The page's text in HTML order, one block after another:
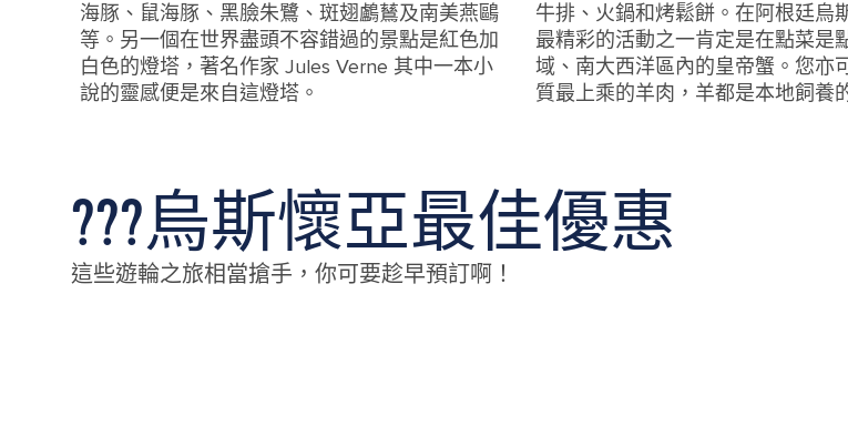
海豚、鼠海豚、黑臉朱鷺、斑翅鸕鶿及南美燕鷗
等。另一個在世界盡頭不容錯過的景點是紅色加
白色的燈塔，著名作家 Jules Verne 其中一本小
說的靈感便是來自這燈塔。
牛排、火鍋和烤鬆餅。在阿根廷烏
最精彩的活動之一肯定是在點菜是
域、南大西洋區內的皇帝蟹。您亦
質最上乘的羊肉，羊都是本地飼養
???烏斯懷亞最佳優惠
這些遊輪之旅相當搶手，你可要趁早預訂啊！